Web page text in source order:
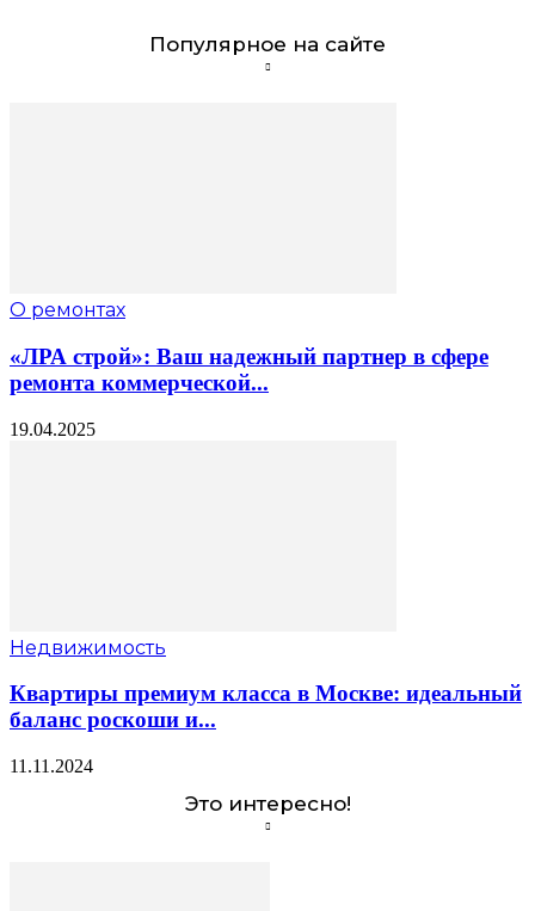
Популярное на сайте
О ремонтах
«ЛРА строй»: Ваш надежный партнер в сфере
ремонта коммерческой...
19.04.2025
Недвижимость
Квартиры премиум класса в Москве: идеальный
баланс роскоши и...
11.11.2024
Это интересно!